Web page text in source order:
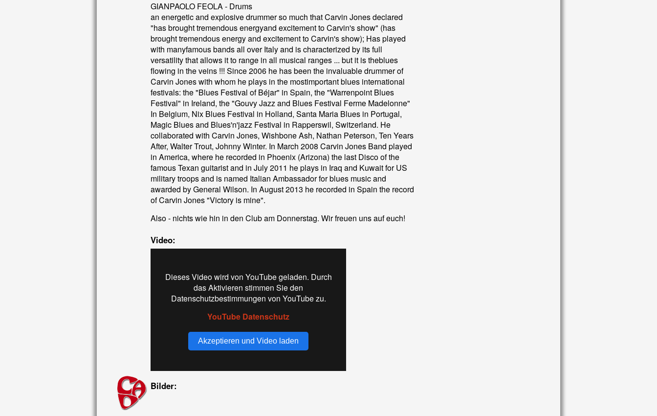
GIANPAOLO FEOLA - Drums
an energetic and explosive drummer so much that Carvin Jones declared
"has brought tremendous energyand excitement to Carvin's show" (has
brought tremendous energy and excitement to Carvin's show); Has played
with manyfamous bands all over Italy and is characterized by its full
versatility that allows it to range in all musical ranges ... but it is theblues
flowing in the veins !!! Since 2006 he has been the invaluable drummer of
Carvin Jones with whom he plays in the mostimportant blues international
festivals: the "Blues Festival of Béjar" in Spain, the "Warrenpoint Blues
Festival" in Ireland, the "Gouvy Jazz and Blues Festival Ferme Madelonne"
In Belgium, Nix Blues Festival in Holland, Santa Maria Blues in Portugal,
Magic Blues and Blues'n'jazz Festival in Rapperswil, Switzerland. He
collaborated with Carvin Jones, Wishbone Ash, Nathan Peterson, Ten Years
After, Walter Trout, Johnny Winter. In March 2008 Carvin Jones Band played
in America, where he recorded in Phoenix (Arizona) the last Disco of the
famous Texan guitarist and in July 2011 he plays in Iraq and Kuwait for US
military troops and is named Italian Ambassador for blues music and
awarded by General Wilson. In August 2013 he recorded in Spain the record
of Carvin Jones "Victory is mine".
Also - nichts wie hin in den Club am Donnerstag. Wir freuen uns auf euch!
Video:
Dieses Video wird von YouTube geladen. Durch
das Aktivieren stimmen Sie den
Datenschutzbestimmungen von YouTube zu.
YouTube Datenschutz
Akzeptieren und Video laden
Bilder: